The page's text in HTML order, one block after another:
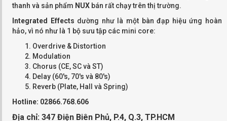
thanh và sản phẩm NUX bán rất chạy trên thị trường.
Integrated Effects dường như là một bàn đạp hiệu ứng hoàn
hảo, vì nó như là 1 bộ sưu tập các mini core:
Overdrive & Distortion
Modulation
Chorus (CE, SC và ST)
Delay (60's, 70's và 80's)
Reverb (Plate, Hall và Spring)
Hotline: 02866.768.606
Địa chỉ: 347 Điện Biên Phủ, P.4, Q.3, TP.HCM